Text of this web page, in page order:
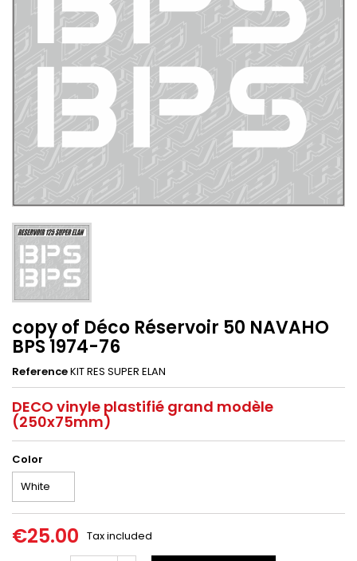
copy of Déco Réservoir 50 NAVAHO
BPS 1974-76
ReferenceKIT RES SUPER ELAN
DECO vinyle plastifié grand modèle
(250x75mm)
Color
€25.00 Tax included